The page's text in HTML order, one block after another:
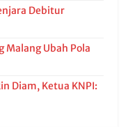
Debitur
Malang Ubah Pola
Diam, Ketua KNPI: